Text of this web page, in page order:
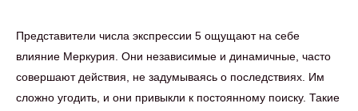
Представители числа экспрессии 5 ощущают на себе
влияние Меркурия. Они независимые и динамичные, часто
совершают действия, не задумываясь о последствиях. Им
сложно угодить, и они привыкли к постоянному поиску. Такие